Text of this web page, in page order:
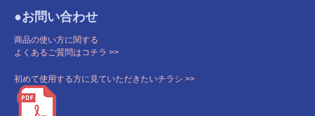
●お問い合わせ
商品の使い方に関する
よくあるご質問はコチラ >>
初めて使用する方に見ていただきたいチラシ >>